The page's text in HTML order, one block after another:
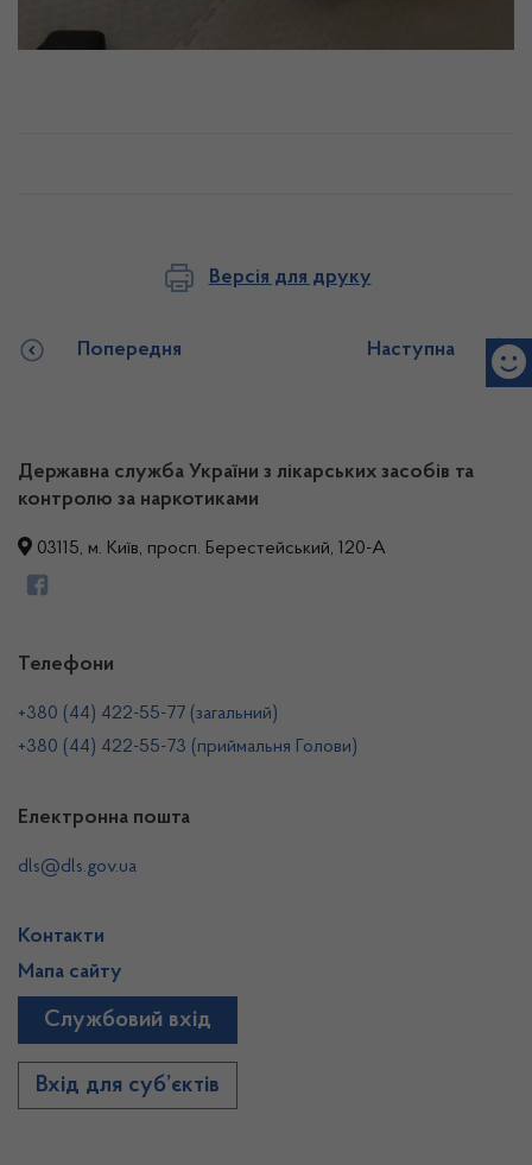
Версія для друку
Попередня Наступна
Державна служба України з лікарських засобів та
контролю за наркотиками
03115, м. Київ, просп. Берестейський, 120-А
Телефони
+380 (44) 422-55-77 (загальний)
+380 (44) 422-55-73 (приймальня Голови)
Електронна пошта
dls@dls.gov.ua
Контакти
Мапа сайту
Службовий вхід
Вхід для суб’єктів